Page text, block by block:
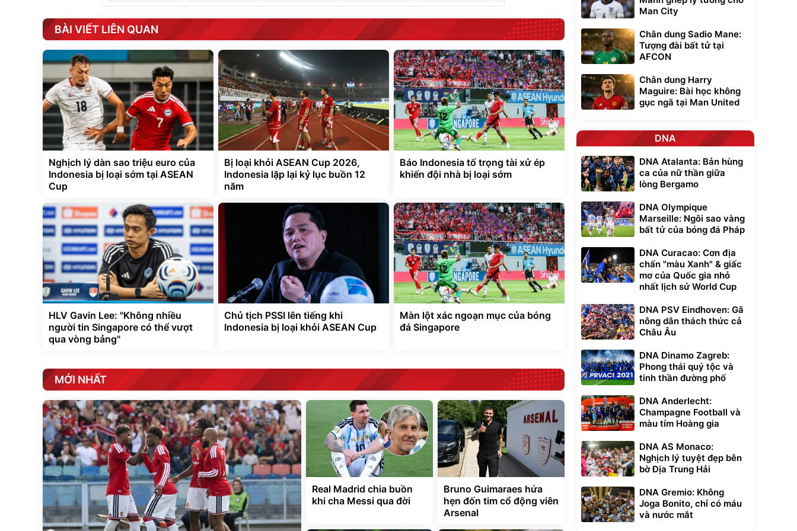
BÀI VIẾT LIÊN QUAN
Nghịch lý dàn sao triệu euro của
Indonesia bị loại sớm tại ASEAN
Cup
Bị loại khỏi ASEAN Cup 2026,
Indonesia lặp lại kỷ lục buồn 12
năm
Báo Indonesia tố trọng tài xử ép
khiến đội nhà bị loại sớm
HLV Gavin Lee: "Không nhiều
người tin Singapore có thể vượt
qua vòng bảng"
Chủ tịch PSSI lên tiếng khi
Indonesia bị loại khỏi ASEAN Cup
Màn lột xác ngoạn mục của bóng
đá Singapore
MỚI NHẤT
Real Madrid chia buồn
khi cha Messi qua đời
Bruno Guimaraes hứa
hẹn đốn tim cổ động viên
Arsenal
Man City
Chân dung Sadio Mane:
Tượng đài bất tử tại
AFCON
Chân dung Harry
Maguire: Bài học không
gục ngã tại Man United
DNA
DNA Atalanta: Bản hùng
ca của nữ thần giữa
lòng Bergamo
DNA Olympique
Marseille: Ngôi sao vàng
bất tử của bóng đá Pháp
DNA Curacao: Cơn địa
chấn "màu Xanh" & giấc
mơ của Quốc gia nhỏ
nhất lịch sử World Cup
DNA PSV Eindhoven: Gã
nông dân thách thức cả
Châu Âu
DNA Dinamo Zagreb:
Phong thái quý tộc và
tinh thần đường phố
DNA Anderlecht:
Champagne Football và
màu tím Hoàng gia
DNA AS Monaco:
Nghịch lý tuyệt đẹp bên
bờ Địa Trung Hải
DNA Gremio: Không
Joga Bonito, chỉ có máu
và nước mắt